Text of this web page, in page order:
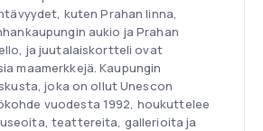
kuten Prahan linna,
aukio ja Prahan
ja juutalaiskortteli ovat
maamerkkejä. Kaupungin
joka on ollut Unescon
vuodesta 1992, houkuttelee
teattereita, gallerioita ja